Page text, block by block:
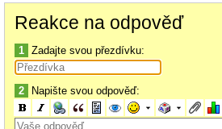
Reakce na odpověď
1 Zadajte svou přezdívku:
2 Napište svou odpověď: